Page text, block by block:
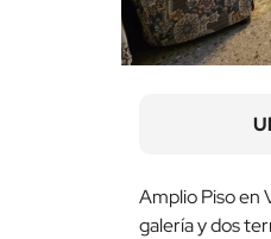
Amplio Piso en
galería y dos